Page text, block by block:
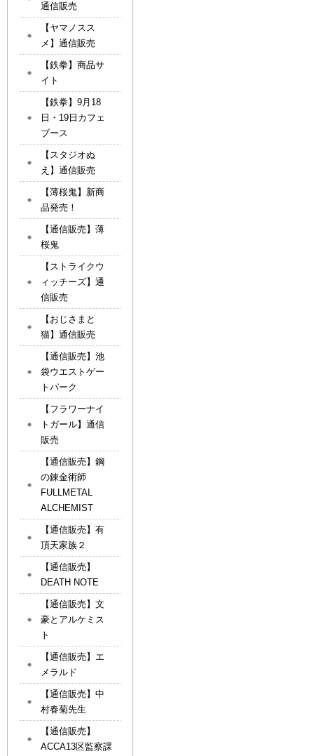
通信販売
【ヤマノスス
メ】通信販売
【鉄拳】商品サ
イト
【鉄拳】9月18
日・19日カフェ
ブース
【スタジオぬ
え】通信販売
【薄桜鬼】新商
品発売！
【通信販売】薄
桜鬼
【ストライクウ
ィッチーズ】通
信販売
【おじさまと
猫】通信販売
【通信販売】池
袋ウエストゲー
トパーク
【フラワーナイ
トガール】通信
販売
【通信販売】鋼
の錬金術師
FULLMETAL
ALCHEMIST
【通信販売】有
頂天家族２
【通信販売】
DEATH NOTE
【通信販売】文
豪とアルケミス
ト
【通信販売】エ
メラルド
【通信販売】中
村春菊先生
【通信販売】
ACCA13区監察課